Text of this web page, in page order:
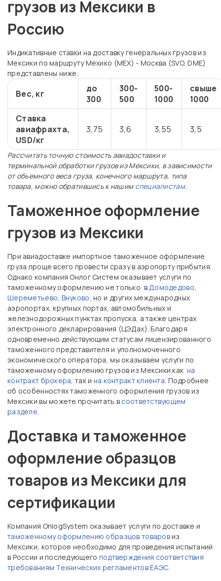
грузов из Мексики в
Россию
Индикативные ставки на доставку генеральных грузов из
Мексики по маршруту Мехико (MEX) - Москва (SVO, DME)
представлены ниже:
Вес, кг
до
300
300-
500
500-
1000
свыше
1000
Ставка
авиафрахта,
USD/кг
3,75 3,6 3,55 3,5
Рассчитать точную стоимость авиадоставки и
терминальной обработки грузов из Мексики, в зависимости
от объемного веса груза, конечного маршрута, типа
товара, можно обратившись к нашим специалистам.
Таможенное оформление
грузов из Мексики
При авиадоставке импортное таможенное оформление
груза проще всего провести сразу в аэропорту прибытия.
Однако компания Онлог Систем оказывает услуги по
таможенному оформлению не только вДомодедово,
Шереметьево, Внуково, но и других международных
аэропортах, крупных портах, автомобильных и
железнодорожных пунктах пропуска, а также центрах
электронного декларирования (ЦЭДах). Благодаря
одновременно действующим статусам лицензированного
таможенного представителя и уполномоченного
экономического оператора, мы оказываем услуги по
таможенному оформлению грузов из Мексики как на
контракт брокера, так и на контракт клиента. Подробнее
об особенностях таможенного оформления грузов из
Мексики вы можете прочитать в соответствующем
разделе.
Доставка и таможенное
оформление образцов
товаров из Мексики для
сертификации
Компания OnlogSystem оказывает услуги по доставке и
таможенному оформлению образцов товаровиз
Мексики, которое необходимо для проведения испытаний
в России и последующего подтверждения соответствия
требованиям Технических регламентов ЕАЭС.